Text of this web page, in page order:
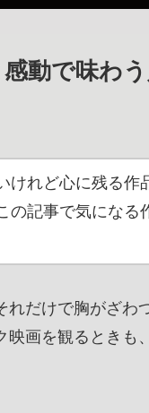
動で味わ
けれど心に残る
の記事で気にな
れだけで胸がざわ
画を観るときも